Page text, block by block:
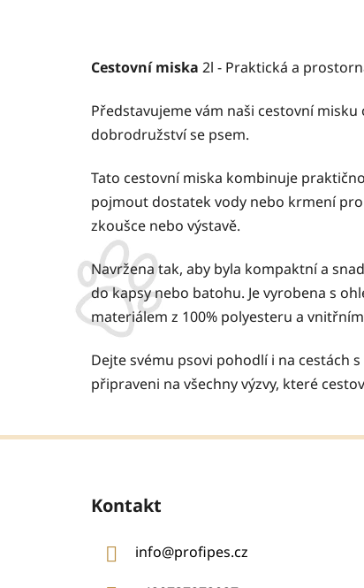
Cestovní miska 2l - Praktická a
Představujeme vám naši cestovní
dobrodružství se psem.
Tato cestovní miska kombinuje
pojmout dostatek vody nebo krmení
zkoušce nebo výstavě.
Navržena tak, aby byla kompaktní a
do kapsy nebo batohu. Je vyrobena s
materiálem z 100% polyesteru a
Dejte svému psovi pohodlí i na cestách
připraveni na všechny výzvy, které
Kontakt
info@profipes.cz